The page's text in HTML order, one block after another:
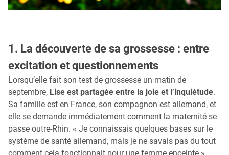
1. La découverte de sa grossesse : entre
excitation et questionnements
Lorsqu’elle fait son test de grossesse un matin de
septembre, Lise est partagée entre la joie et l’inquiétude.
Sa famille est en France, son compagnon est allemand, et
elle se demande immédiatement comment la maternité se
passe outre-Rhin. « Je connaissais quelques bases sur le
système de santé allemand, mais je ne savais pas du tout